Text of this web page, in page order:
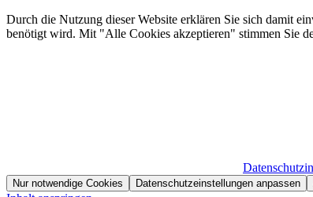
Durch die Nutzung dieser Website erklären Sie sich damit
benötigt wird. Mit "Alle Cookies akzeptieren" stimmen Sie
Nur notwendige Cookies Datenschutzeinstellungen anpassen